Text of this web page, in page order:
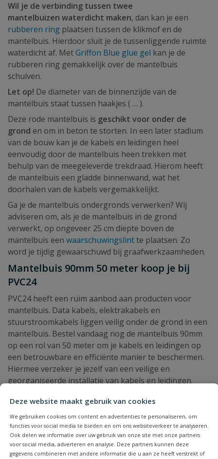
Deze website maakt gebruik van cookies
We gebruiken cookies om content en advertenties te personaliseren, om
functies voor social media te bieden en om ons websiteverkeer te analyseren.
Ook delen we informatie over uw gebruik van onze site met onze partners
voor social media, adverteren en analyse. Deze partners kunnen deze
gegevens combineren met andere informatie die u aan ze heeft verstrekt of
Wil je de verbinding tussen twee
mantelbuizen waterdicht maken, dan kan je een
rubberen ring plaatsen tussen de klikmof en de
mantelbuis. Hierdoor sluit je de tussenliggende ruimte
waterdicht af. MetGriffon Blue glue gel kan je de
rubberen ring gemakkelijk over de mantelbuis
schuiven.
Let op! De diameter van de binnenzijde van de
mantelbuis staat tussen haakjes ( … ).
Deze rode mantelbuis is geschikt voor onder de
grond en om in beton te storten. In een later stadium
van de bouw kan je de kabels en leidingen heel
eenvoudig door de mantelbuis heen trekken met
behulp van de meegeleverde trekdraad. Hierom heeft
de mantelbuis een gladde binnenwand, wat het
doorhalen van de kabels vergemakkelijkt.
Ga je de mantelbuis ondergronds verwerken? Wij
adviseren om, als je de mantelbuis in de grond
verwerkt, op ongeveer 25 cm diepte boven de
mantelbuis een waarschuwingslintte plaatsen. Zo
word je tijdig gewaarschuwd bij graafwerkzaamheden.
Mantelbuis 90mm 50 meter koop je bij
PVC24
PVC24 heeft een ruim aanbod aan producten voor
mantelbuis. Data kabels, elektrakabels en
stuurstroomkabels liggen veilig onder de grond in een
mantelbuis. Bestel vandaag nog de mantelbuis 90mm
op een rol van 50 meter om je kabels en leidingen op
een betrouwbare en efficiënte manier te beschermen.
Hiermee verzeker je jezelf van een veilige en
georganiseerde installatie van kabels en leidingen.
Na afronding van je bestelling kan je de mantelbuis
snel in huis verwachten! Wij werken vanuit een grote
eigen voorraad.
PVC24: Grootste aanbod PVC artikelen!